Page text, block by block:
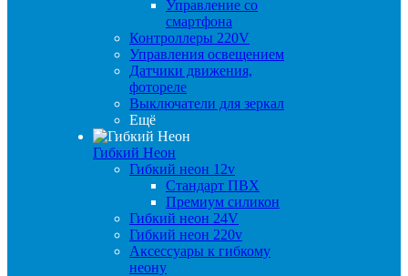
Управление со
смартфона
Контроллеры 220V
Управления освещением
Датчики движения,
фотореле
Выключатели для зеркал
Ещё
Гибкий Неон
Гибкий неон 12v
Стандарт ПВХ
Премиум силикон
Гибкий неон 24V
Гибкий неон 220v
Аксессуары к гибкому
неону